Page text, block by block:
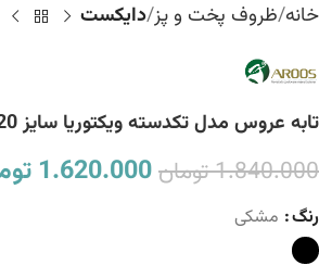
خانه ظروف پخت و پز دایکست
تابه عروس مدل تکدسته ویکتوریا سایز 20
1.840.000تومان1.620.000
رنگ مشکی